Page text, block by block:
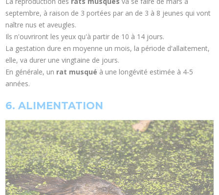
septembre, à raison de 3 portées par an de 3 à 8 jeunes qui vont
naître nus et aveugles.
Ils n'ouvriront les yeux qu'à partir de 10 à 14 jours.
La gestation dure en moyenne un mois, la période d'allaitement,
elle, va durer une vingtaine de jours.
En générale, un rat musqué à une longévité estimée à 4-5
années.
6. ALIMENTATION